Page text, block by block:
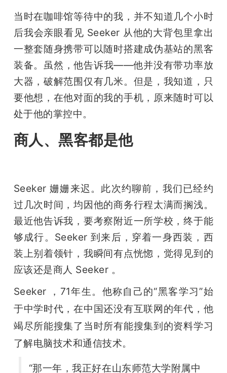
机
当时在咖啡馆等待中的我，并不知道几个小时
后我会亲眼看见 Seeker 从他的大背包里拿出
一整套随身携带可以随时搭建成伪基站的黑客
装备。虽然，他告诉我——他并没有带功率放
大器，破解范围仅有几米。但是，我知道，只
要他想，在他对面的我的手机，原来随时可以
处于他的掌控中。
商人、黑客都是他
Seeker 姗姗来迟。此次约聊前，我们已经约
过几次时间，均因他的商务行程太满而搁浅。
最近他告诉我，要考察附近一所学校，终于能
够成行。Seeker 到来后，穿着一身西装，西
装上别着领针，我瞬间有点恍惚，觉得见到的
应该还是商人 Seeker 。
Seeker ，71年生。他称自己的“黑客学习”始
于中学时代，在中国还没有互联网的年代，他
竭尽所能搜集了当时所有能搜集到的资料学习
了解电脑技术和通信技术。
“那一年，我正好在山东师范大学附属中